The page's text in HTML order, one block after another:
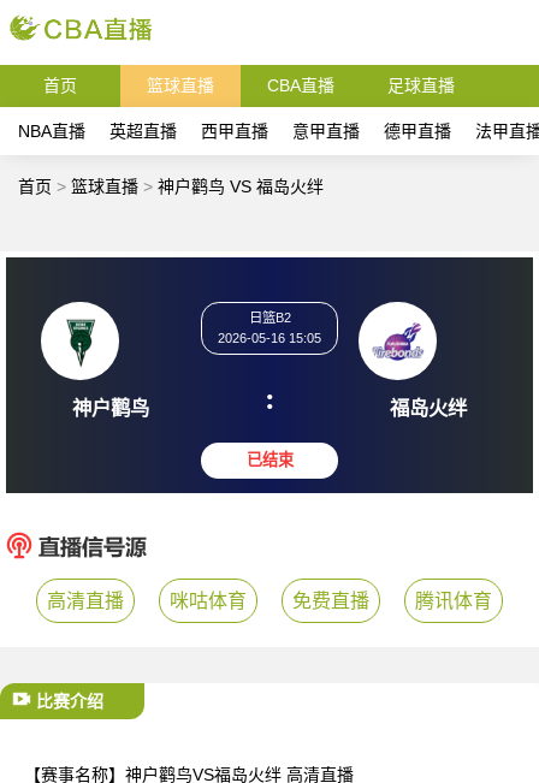
首页 篮球直播 CBA直播 足球直播
NBA直播 英超直播 西甲直播 意甲直播 德甲直播 法甲直
首页 > 篮球直播 > 神户鹳鸟 VS 福岛火绊
神户鹳鸟
2026-05-16 15:05
: 福岛
高清直播 咪咕体育 免费直播 腾讯体育
比赛介绍
【赛事名称】 神户鹳鸟VS福岛火绊 高清直播